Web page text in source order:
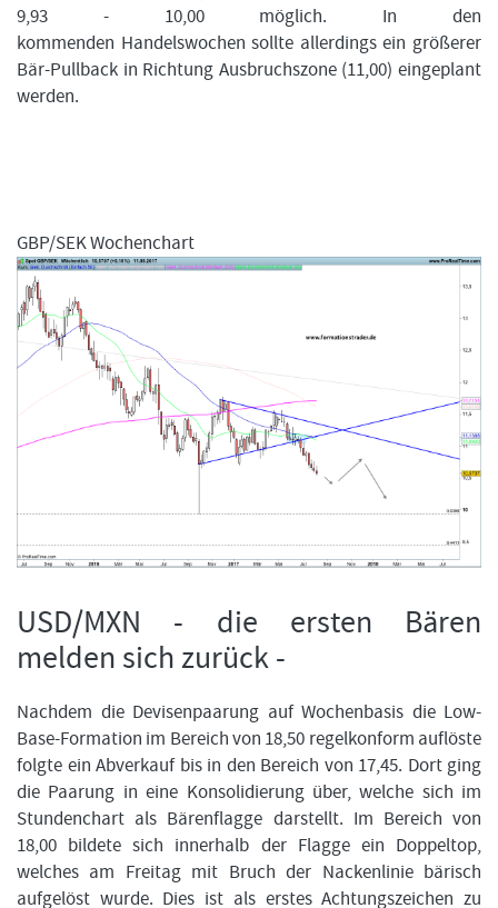
9,93 - 10,00 möglich. In den
kommenden Handelswochen sollte allerdings ein größerer
Bär-Pullback in Richtung Ausbruchszone (11,00) eingeplant
werden.
GBP/SEK Wochenchart
USD/MXN - die ersten Bären
melden sich zurück -
Nachdem die Devisenpaarung auf Wochenbasis die Low-
Base-Formation im Bereich von 18,50 regelkonform auflöste
folgte ein Abverkauf bis in den Bereich von 17,45. Dort ging
die Paarung in eine Konsolidierung über, welche sich im
Stundenchart als Bärenflagge darstellt. Im Bereich von
18,00 bildete sich innerhalb der Flagge ein Doppeltop,
welches am Freitag mit Bruch der Nackenlinie bärisch
aufgelöst wurde. Dies ist als erstes Achtungszeichen zu